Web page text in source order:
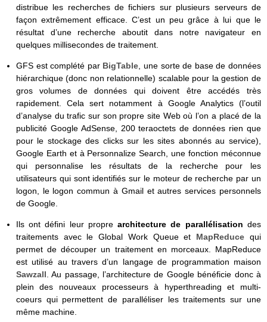
distribue les recherches de fichiers sur plusieurs serveurs de
façon extrêmement efficace. C’est un peu grâce à lui que le
résultat d’une recherche aboutit dans notre navigateur en
quelques millisecondes de traitement.
GFS est complété par BigTable , une sorte de base de données
hiérarchique (donc non relationnelle) scalable pour la gestion de
gros volumes de données qui doivent être accédés très
rapidement. Cela sert notamment à Google Analytics (l’outil
d’analyse du trafic sur son propre site Web où l’on a placé de la
publicité Google AdSense, 200 teraoctets de données rien que
pour le stockage des clicks sur les sites abonnés au service),
Google Earth et à Personnalize Search, une fonction méconnue
qui personnalise les résultats de la recherche pour les
utilisateurs qui sont identifiés sur le moteur de recherche par un
logon, le logon commun à Gmail et autres services personnels
de Google.
Ils ont défini leur proprearchitecture de parallélisationdes
traitements avec le Global Work Queue et MapReduce qui
permet de découper un traitement en morceaux. MapReduce
est utilisé au travers d’un langage de programmation maison
Sawzall . Au passage, l’architecture de Google bénéficie donc à
plein des nouveaux processeurs à hyperthreading et multi-
coeurs qui permettent de paralléliser les traitements sur une
même machine.